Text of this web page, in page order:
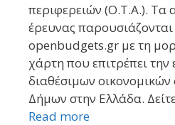
περιφερειών (Ο.Τ.Α.). Τα
έρευνας
openbudgets.gr με τη
χάρτη που επιτρέπει την
διαθέσιμων οικονομικών
Δήμων στην Ελλάδα.
Read more